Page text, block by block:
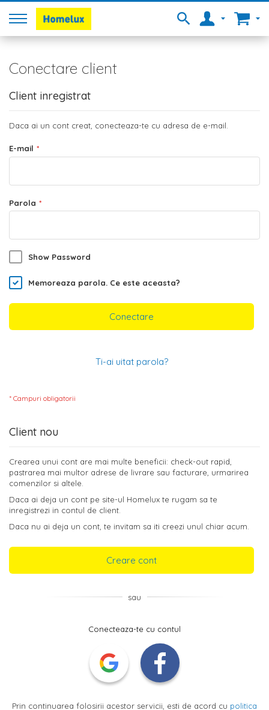
Conectare client
Client inregistrat
Daca ai un cont creat, conecteaza-te cu adresa de e-mail.
E-mail
Parola
Show Password
Memoreaza parola. Ce este aceasta?
Conectare
Ti-ai uitat parola?
Client nou
Crearea unui cont are mai multe beneficii: check-out rapid,
pastrarea mai multor adrese de livrare sau facturare, urmarirea
comenzilor si altele.
Daca ai deja un cont pe site-ul Homelux te rugam sa te
inregistrezi in contul de client.
Daca nu ai deja un cont, te invitam sa iti creezi unul chiar acum.
Creare cont
sau
Conecteaza-te cu contul
Prin continuarea folosirii acestor servicii, esti de acord cu politica